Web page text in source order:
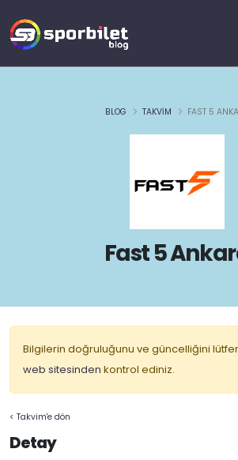
Fast 5
BLOG TAKVIM FAST 5
Bilgilerin doğruluğunu ve güncelliğini
web sitesinden kontrol ediniz.
< Takvim'e dön
Detay